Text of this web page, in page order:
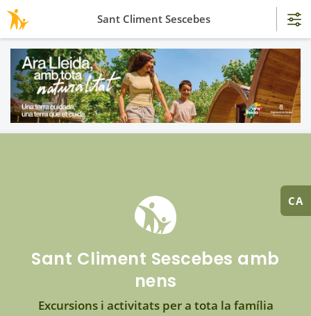
CA
Sant Climent Sescebes amb
nens
Excursions i activitats per a tota la família
Sant Climent Sescebes